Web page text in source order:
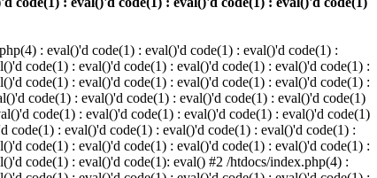
: eval()'d code(1) : eval()'d code(1) : eval()'d code(1) :
code(1) : eval()'d code(1) : eval()'d code(1) : eval()'d code(1) :
code(1) : eval()'d code(1) : eval()'d code(1) : eval()'d code(1) :
code(1) : eval()'d code(1) : eval()'d code(1) : eval()'d code(1)
code(1) : eval()'d code(1) : eval()'d code(1) : eval()'d code(1)
: eval()'d code(1) : eval()'d code(1) : eval()'d code(1) :
code(1) : eval()'d code(1) : eval()'d code(1) : eval()'d code(1) :
code(1) : eval()'d code(1): eval() #2 /htdocs/index.php(4) :